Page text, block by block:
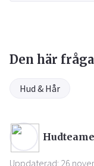
Den här
Hud & Hår
Uppdaterad: 26